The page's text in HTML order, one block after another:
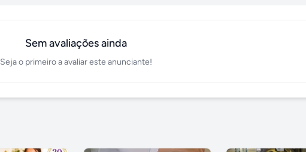
Sem avaliações ainda
Seja o primeiro a avaliar este anunciante!